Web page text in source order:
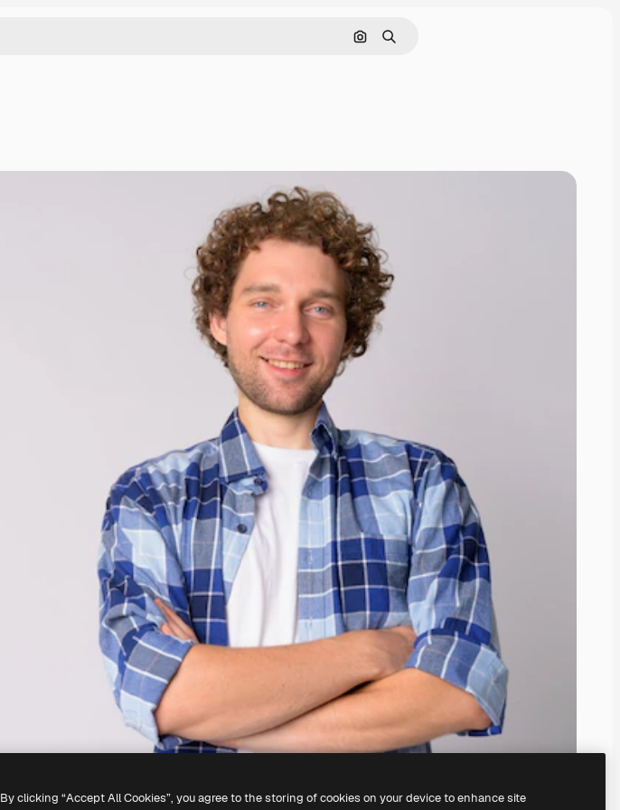
Buscar por imagen
Buscar
By clicking “Accept All Cookies”, you agree to the storing of cookies on your device to enhance site